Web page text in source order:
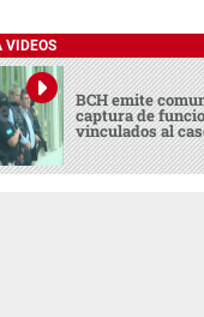
VIDEOS
BCH emite
captura de
vinculados al